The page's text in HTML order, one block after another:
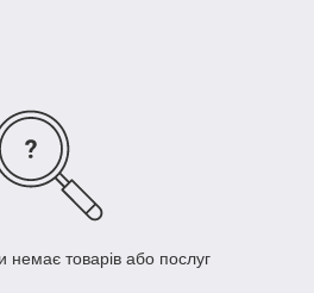
немає товарів або послуг